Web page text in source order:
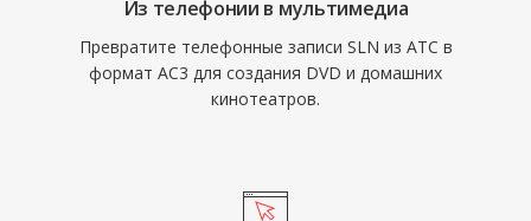
контента. Широкая поддержка аппаратных
декодеров в ресиверах, телевизорах и
приставках гарантирует надёжное
воспроизведение AC3 на огромной
Из телефонии в мультимедиа
Превратите телефонные записи SLN из АТС в
формат AC3 для создания DVD и домашних
кинотеатров.